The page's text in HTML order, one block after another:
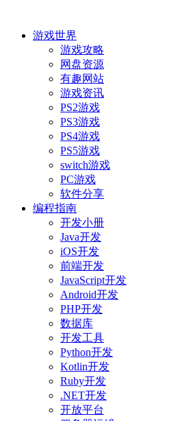
游戏世界
游戏攻略
网盘资源
有趣网站
游戏资讯
PS2游戏
PS3游戏
PS4游戏
PS5游戏
switch游戏
PC游戏
软件分享
编程指南
开发小册
Java开发
iOS开发
前端开发
JavaScript开发
Android开发
PHP开发
数据库
开发工具
Python开发
Kotlin开发
Ruby开发
.NET开发
开放平台